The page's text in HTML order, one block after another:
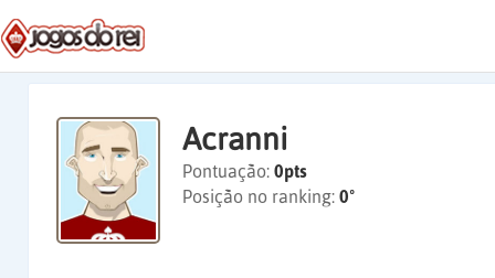
Acranni
Pontuação: 0pts
Posição no ranking: 0º